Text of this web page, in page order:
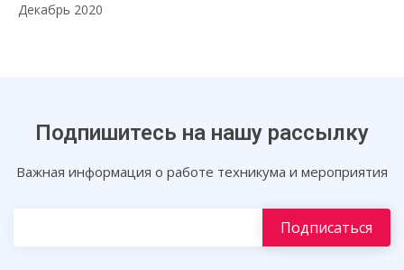
Декабрь 2020
Подпишитесь на нашу рассылку
Важная информация о работе техникума и мероприятия